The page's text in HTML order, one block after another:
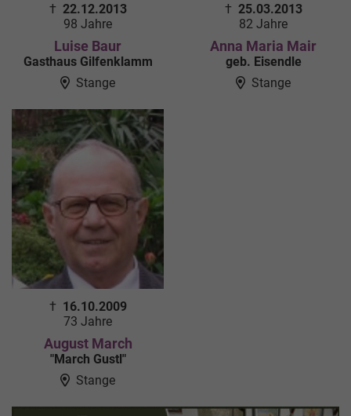
† 22.12.2013
98 Jahre
Luise Baur
Gasthaus Gilfenklamm
Stange
† 25.03.2013
82 Jahre
Anna Maria Mair
geb. Eisendle
Stange
† 16.10.2009
73 Jahre
August March
"March Gustl"
Stange